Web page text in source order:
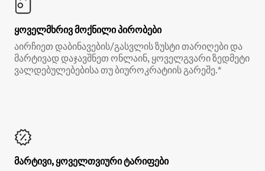
ყოველმხრივ მოქნილი პირობები
აირჩიეთ დაბინავების/გასვლის ზუსტი თარიღები და
მარტივად დაჯავშნეთ ონლაინ, ყოველგვარი ზედმეტი
ვალდებულებებისა თუ ბიუროკრატიის გარეშე.*
მარტივი, ყოველთვიური ტარიფები